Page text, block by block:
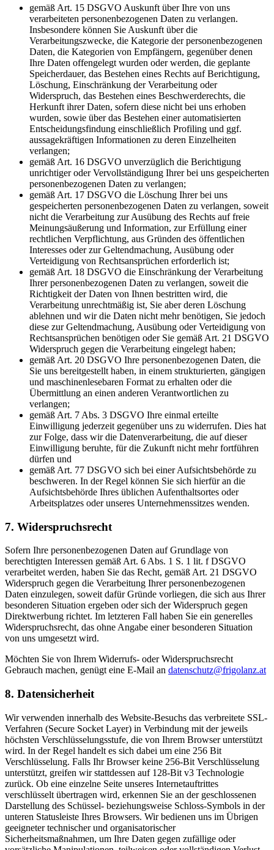
gemäß Art. 15 DSGVO Auskunft über Ihre von uns
verarbeiteten personenbezogenen Daten zu verlangen.
Insbesondere können Sie Auskunft über die
Verarbeitungszwecke, die Kategorie der personenbezogenen
Daten, die Kategorien von Empfängern, gegenüber denen
Ihre Daten offengelegt wurden oder werden, die geplante
Speicherdauer, das Bestehen eines Rechts auf Berichtigung,
Löschung, Einschränkung der Verarbeitung oder
Widerspruch, das Bestehen eines Beschwerderechts, die
Herkunft ihrer Daten, sofern diese nicht bei uns erhoben
wurden, sowie über das Bestehen einer automatisierten
Entscheidungsfindung einschließlich Profiling und ggf.
aussagekräftigen Informationen zu deren Einzelheiten
verlangen;
gemäß Art. 16 DSGVO unverzüglich die Berichtigung
unrichtiger oder Vervollständigung Ihrer bei uns gespeicherten
personenbezogenen Daten zu verlangen;
gemäß Art. 17 DSGVO die Löschung Ihrer bei uns
gespeicherten personenbezogenen Daten zu verlangen, soweit
nicht die Verarbeitung zur Ausübung des Rechts auf freie
Meinungsäußerung und Information, zur Erfüllung einer
rechtlichen Verpflichtung, aus Gründen des öffentlichen
Interesses oder zur Geltendmachung, Ausübung oder
Verteidigung von Rechtsansprüchen erforderlich ist;
gemäß Art. 18 DSGVO die Einschränkung der Verarbeitung
Ihrer personenbezogenen Daten zu verlangen, soweit die
Richtigkeit der Daten von Ihnen bestritten wird, die
Verarbeitung unrechtmäßig ist, Sie aber deren Löschung
ablehnen und wir die Daten nicht mehr benötigen, Sie jedoch
diese zur Geltendmachung, Ausübung oder Verteidigung von
Rechtsansprüchen benötigen oder Sie gemäß Art. 21 DSGVO
Widerspruch gegen die Verarbeitung eingelegt haben;
gemäß Art. 20 DSGVO Ihre personenbezogenen Daten, die
Sie uns bereitgestellt haben, in einem strukturierten, gängigen
und maschinenlesebaren Format zu erhalten oder die
Übermittlung an einen anderen Verantwortlichen zu
verlangen;
gemäß Art. 7 Abs. 3 DSGVO Ihre einmal erteilte
Einwilligung jederzeit gegenüber uns zu widerrufen. Dies hat
zur Folge, dass wir die Datenverarbeitung, die auf dieser
Einwilligung beruhte, für die Zukunft nicht mehr fortführen
dürfen und
gemäß Art. 77 DSGVO sich bei einer Aufsichtsbehörde zu
beschweren. In der Regel können Sie sich hierfür an die
Aufsichtsbehörde Ihres üblichen Aufenthaltsortes oder
Arbeitsplatzes oder unseres Unternehmenssitzes wenden.
7. Widerspruchsrecht
Sofern Ihre personenbezogenen Daten auf Grundlage von
berechtigten Interessen gemäß Art. 6 Abs. 1 S. 1 lit. f DSGVO
verarbeitet werden, haben Sie das Recht, gemäß Art. 21 DSGVO
Widerspruch gegen die Verarbeitung Ihrer personenbezogenen
Daten einzulegen, soweit dafür Gründe vorliegen, die sich aus Ihrer
besonderen Situation ergeben oder sich der Widerspruch gegen
Direktwerbung richtet. Im letzteren Fall haben Sie ein generelles
Widerspruchsrecht, das ohne Angabe einer besonderen Situation
von uns umgesetzt wird.
Möchten Sie von Ihrem Widerrufs- oder Widerspruchsrecht
Gebrauch machen, genügt eine E-Mail an datenschutz@frigolanz.at
8. Datensicherheit
Wir verwenden innerhalb des Website-Besuchs das verbreitete SSL-
Verfahren (Secure Socket Layer) in Verbindung mit der jeweils
höchsten Verschlüsselungsstufe, die von Ihrem Browser unterstützt
wird. In der Regel handelt es sich dabei um eine 256 Bit
Verschlüsselung. Falls Ihr Browser keine 256-Bit Verschlüsselung
unterstützt, greifen wir stattdessen auf 128-Bit v3 Technologie
zurück. Ob eine einzelne Seite unseres Internetauftrittes
verschlüsselt übertragen wird, erkennen Sie an der geschlossenen
Darstellung des Schüssel- beziehungsweise Schloss-Symbols in der
unteren Statusleiste Ihres Browsers. Wir bedienen uns im Übrigen
geeigneter technischer und organisatorischer
Sicherheitsmaßnahmen, um Ihre Daten gegen zufällige oder